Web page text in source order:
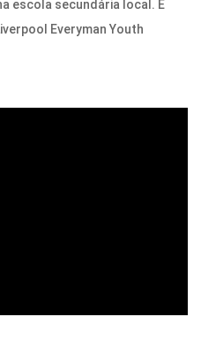
escola secundária local. E
Everyman Youth